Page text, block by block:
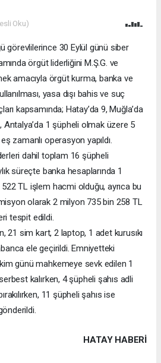
Oku)
görevlilerince 30 Eylül günü siber
örgüt liderliğini M.Ş.G. ve
amacıyla örgüt kurma, banka ve
yasa dışı bahis ve suç
kapsamında; Hatay’da 9, Muğla’da
Antalya’da 1 şüpheli olmak üzere 5
zamanlı operasyon yapıldı.
dahil toplam 16 şüpheli
süreçte banka hesaplarında 1
TL işlem hacmi olduğu, ayrıca bu
olarak 2 milyon 735 bin 258 TL
tespit edildi.
21 sim kart, 2 laptop, 1 adet kurusıkı
ele geçirildi. Emniyetteki
günü mahkemeye sevk edilen 1
kalırken, 4 şüpheli şahıs adli
11 şüpheli şahıs ise
HATAY HABERİ